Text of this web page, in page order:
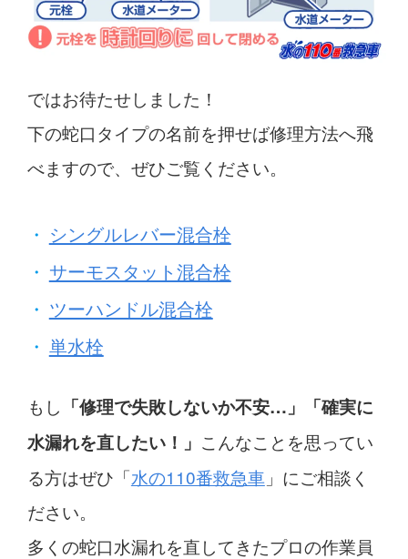
ではお待たせしました！
下の蛇口タイプの名前を押せば修理方法へ飛
べますので、ぜひご覧ください。
シングルレバー混合栓
サーモスタット混合栓
ツーハンドル混合栓
単水栓
もし 「修理で失敗しないか不安…」「確実に
水漏れを直したい！」 こんなことを思ってい
る方はぜひ「水の110番救急車」にご相談く
ださい。
多くの蛇口水漏れを直してきたプロの作業員